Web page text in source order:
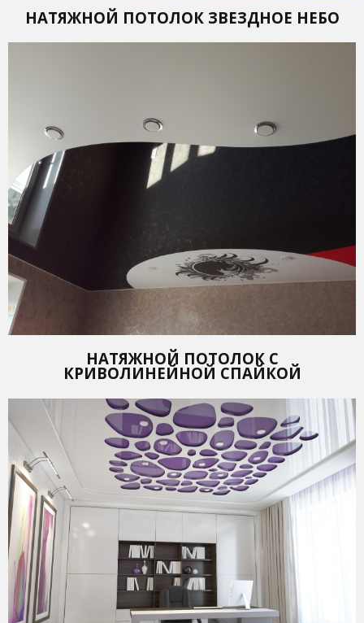
НАТЯЖНОЙ ПОТОЛОК ЗВЕЗДНОЕ НЕБО
НАТЯЖНОЙ ПОТОЛОК С
КРИВОЛИНЕЙНОЙ СПАЙКОЙ